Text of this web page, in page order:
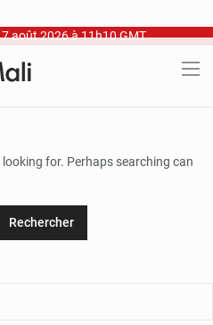
août 2026 à 11h10 GMT
looking for. Perhaps searching can